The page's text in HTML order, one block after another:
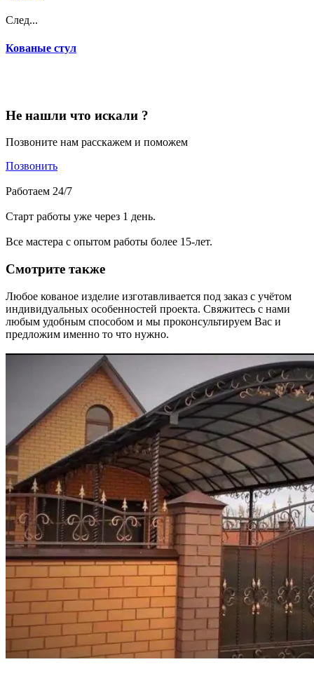
След...
Кованые стул
Не нашли что искали ?
Позвоните нам расскажем и поможем
Позвонить
Работаем 24/7
Старт работы уже через 1 день.
Все мастера с опытом работы более 15-лет.
Смотрите также
Любое кованое изделие изготавливается под заказ с учётом
индивидуальных особенностей проекта. Свяжитесь с нами
любым удобным способом и мы проконсультируем Вас и
предложим именно то что нужно.